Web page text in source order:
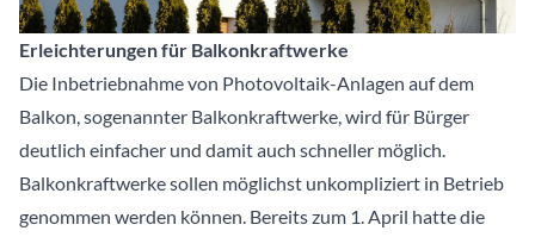
Erleichterungen für Balkonkraftwerke
Die Inbetriebnahme von Photovoltaik-Anlagen auf dem
Balkon, sogenannter Balkonkraftwerke, wird für Bürger
deutlich einfacher und damit auch schneller möglich.
Balkonkraftwerke sollen möglichst unkompliziert in Betrieb
genommen werden können. Bereits zum 1. April hatte die